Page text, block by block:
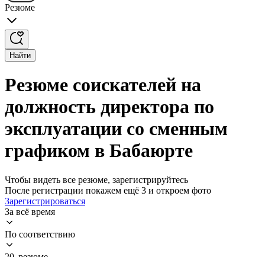
Резюме
Найти
Резюме соискателей на
должность директора по
эксплуатации со сменным
графиком в Бабаюрте
Чтобы видеть все резюме, зарегистрируйтесь
После регистрации покажем ещё 3 и откроем фото
Зарегистрироваться
За всё время
По соответствию